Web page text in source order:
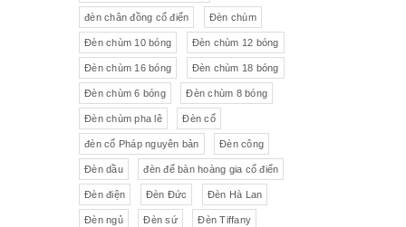
Tượng đồng Thảm
Độc bình Đồ đồng
Tượng sứ Đồ trang trí nhỏ
Rượu Cognac
Thực phẩm chức năng
đèn chân đồng cổ điển Đèn chùm
Đèn chùm 10 bóng Đèn chùm 12 bóng
Đèn chùm 16 bóng Đèn chùm 18 bóng
Đèn chùm 6 bóng Đèn chùm 8 bóng
Đèn chùm pha lê Đèn cổ
đèn cổ Pháp nguyên bản Đèn công
Đèn dầu đèn để bàn hoàng gia cổ điển
Đèn điện Đèn Đức Đèn Hà Lan
Đèn ngủ Đèn sứ Đèn Tiffany